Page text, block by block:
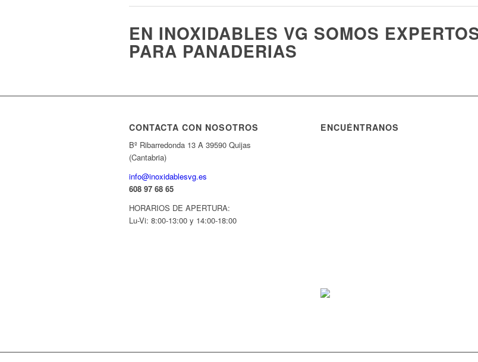
EN INOXIDABLES VG SOMOS
PARA PANADERIAS
CONTACTA CON NOSOTROS
Bº Ribarredonda 13 A 39590 Quijas
(Cantabria)
info@inoxidablesvg.es
608 97 68 65
HORARIOS DE APERTURA:
Lu-Vi: 8:00-13:00 y 14:00-18:00
ENCUÉNTRANOS